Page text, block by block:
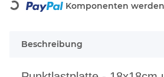
Loading... Komponenten
Beschreibung